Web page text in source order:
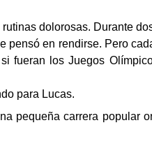
dolorosas. Durante
pensó en rendirse. Pero
fueran los Juegos
para Lucas.
pequeña carrera popular